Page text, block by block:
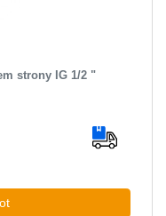
strony IG 1/2 "